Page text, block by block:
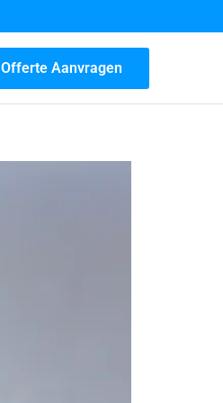
Offerte Aanvragen